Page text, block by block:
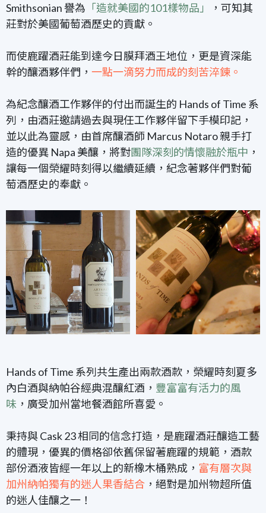
Smithsonian 譽為 「造就美國的101樣物品」
，可知其
莊對於美國葡萄酒歷史的貢獻。
而使鹿躍酒莊能到達今日膜拜酒王地位，更是資深能
幹的釀酒夥伴們， 一點一滴努力而成的刻苦淬鍊。
為紀念釀酒工作夥伴的付出而誕生的 Hands of Time 系
列，由酒莊邀請過去與現任工作夥伴留下手模印記，
並以此為靈感，由首席釀酒師 Marcus Notaro 親手打
造的優異 Napa 美釀 ，將對團隊深刻的情懷融於瓶中 ，
讓每一個榮耀時刻得以繼續延續，紀念著夥伴們對葡
萄酒歷史的奉獻。
Hands of Time 系列共生產出兩款酒款 ，榮耀時刻夏多
內白酒與納帕谷經典混釀紅酒， 豐富富有活力的風
味 ，廣受加州當地餐酒館所喜愛 。
秉持與 Cask 23 相同的信念打造 ，是鹿躍酒莊釀造工藝
的體現，優異的價格卻依舊保留著鹿躍的規範，酒款
部份酒液皆經一年以上的新橡木桶熟成， 富有層次與
加州納帕獨有的迷人果香結合 ，絕對是加州物超所值
的迷人佳釀之一！